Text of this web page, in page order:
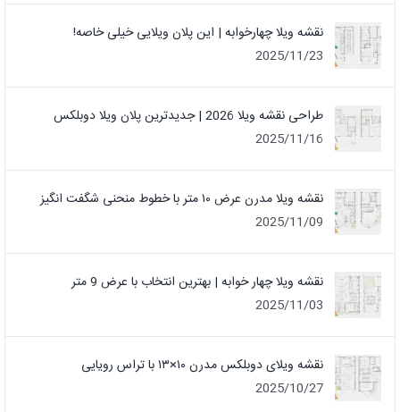
نقشه ویلا چهارخوابه | این پلان ویلایی خیلی خاصه!
2025/11/23
طراحی نقشه ویلا 2026 | جدیدترین پلان ویلا دوبلکس
2025/11/16
نقشه ویلا مدرن عرض ۱۰ متر با خطوط منحنی شگفت انگیز
2025/11/09
نقشه ویلا چهار خوابه | بهترین انتخاب با عرض 9 متر
2025/11/03
نقشه ویلای دوبلکس مدرن ۱۰×۱۳ با تراس رویایی
2025/10/27